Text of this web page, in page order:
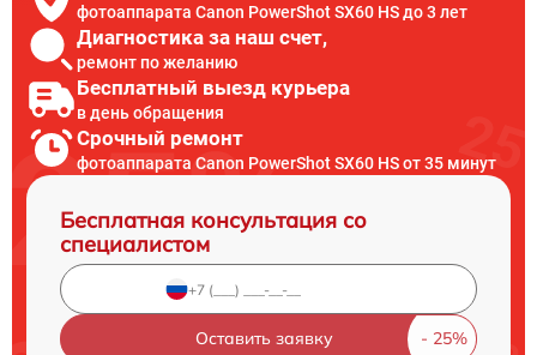
фотоаппарата Canon PowerShot SX60 HS до 3 лет
Диагностика за наш счет,
ремонт по желанию
Бесплатный выезд курьера
в день обращения
Срочный ремонт
фотоаппарата Canon PowerShot SX60 HS от 35 минут
Бесплатная консультация со
специалистом
Оставить заявку